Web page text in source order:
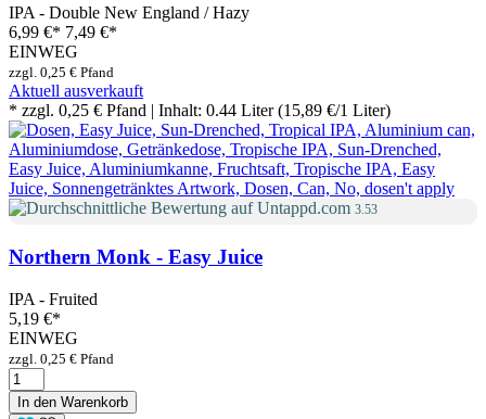
IPA - Double New England / Hazy
6,99 €* 7,49 €*
EINWEG
zzgl. 0,25 € Pfand
Aktuell ausverkauft
* zzgl. 0,25 € Pfand | Inhalt: 0.44 Liter (15,89 €/1 Liter)
3.53
Northern Monk - Easy Juice
IPA - Fruited
5,19 €*
EINWEG
zzgl. 0,25 € Pfand
In den Warenkorb